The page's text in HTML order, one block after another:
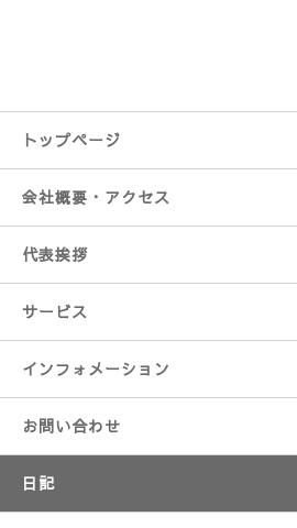
トップページ
会社概要・アクセス
代表挨拶
サービス
インフォメーション
お問い合わせ
日記